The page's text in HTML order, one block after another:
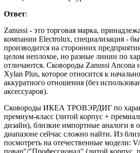
Ответ:
Zanussi - это торговая марка,
компании Electrolux, специализация -
производится на сторонних
целом неплохое, но разные линии по
отличаются. Сковороды Zanussi Ancona
Xylan Plus, которое относится к
аккуратного отношения (без
аксессуаров).
Сковороды ИКЕА ТРОВЭРДИГ по
премиум-класс (литой корпус +
дизайн), близкие импортные аналоги в
диапазоне сейчас сложно найти. Из
посмотреть на отечественные модели:
повар"/"Профессионал" (литой корпус,